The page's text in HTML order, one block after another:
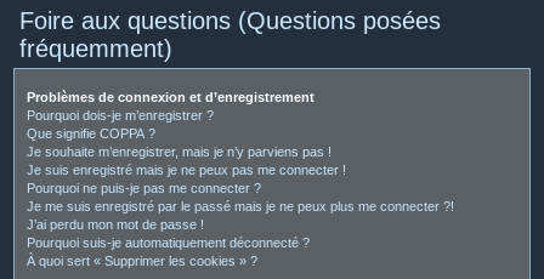
Foire aux questions (Questions posées
fréquemment)
Problèmes de connexion et d’enregistrement
Pourquoi dois-je m’enregistrer ?
Que signifie COPPA ?
Je souhaite m’enregistrer, mais je n’y parviens pas !
Je suis enregistré mais je ne peux pas me connecter !
Pourquoi ne puis-je pas me connecter ?
Je me suis enregistré par le passé mais je ne peux plus me connecter ?!
J’ai perdu mon mot de passe !
Pourquoi suis-je automatiquement déconnecté ?
À quoi sert « Supprimer les cookies » ?